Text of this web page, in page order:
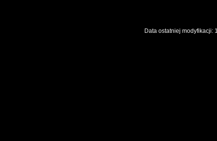
Data ostatniej